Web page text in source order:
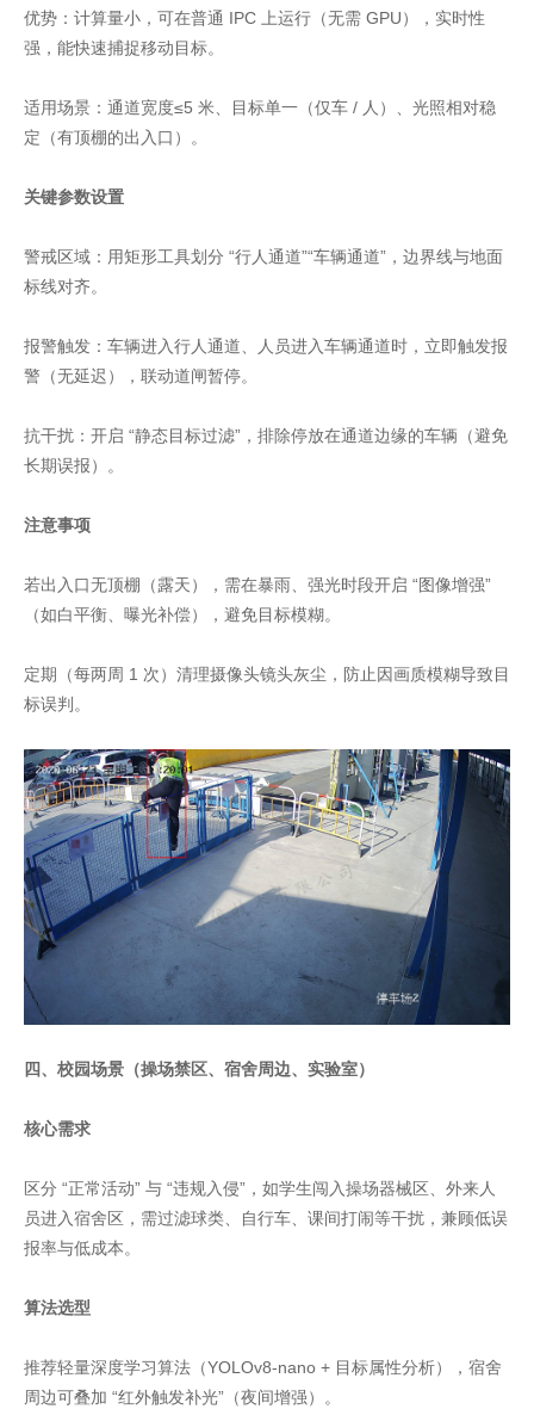
优势：计算量小，可在普通 IPC 上运行（无需 GPU），实时性
强，能快速捕捉移动目标。
适用场景：通道宽度≤5 米、目标单一（仅车 / 人）、光照相对稳
定（有顶棚的出入口）。
关键参数设置
警戒区域：用矩形工具划分 “行人通道”“车辆通道”，边界线与地面
标线对齐。
报警触发：车辆进入行人通道、人员进入车辆通道时，立即触发报
警（无延迟），联动道闸暂停。
抗干扰：开启 “静态目标过滤”，排除停放在通道边缘的车辆（避免
长期误报）。
注意事项
若出入口无顶棚（露天），需在暴雨、强光时段开启 “图像增强”
（如白平衡、曝光补偿），避免目标模糊。
定期（每两周 1 次）清理摄像头镜头灰尘，防止因画质模糊导致目
标误判。
四、校园场景（操场禁区、宿舍周边、实验室）
核心需求
区分 “正常活动” 与 “违规入侵”，如学生闯入操场器械区、外来人
员进入宿舍区，需过滤球类、自行车、课间打闹等干扰，兼顾低误
报率与低成本。
算法选型
推荐轻量深度学习算法（YOLOv8-nano + 目标属性分析），宿舍
周边可叠加 “红外触发补光”（夜间增强）。